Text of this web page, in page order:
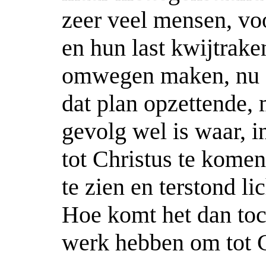
zeer veel mensen,
en hun last
omwegen maken,
dat plan opzettende,
gevolg wel is waar,
tot Christus te
te zien en terstond
Hoe komt het dan
werk hebben om tot